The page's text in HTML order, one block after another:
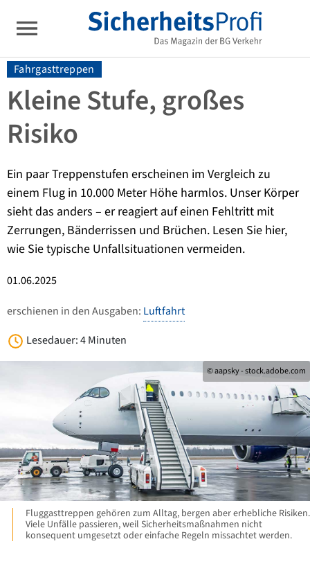
Fahrgasttreppen
Kleine Stufe, großes
Risiko
Ein paar Treppenstufen erscheinen im Vergleich zu
einem Flug in 10.000 Meter Höhe harmlos. Unser Körper
sieht das anders – er reagiert auf einen Fehltritt mit
Zerrungen, Bänderrissen und Brüchen. Lesen Sie hier,
wie Sie typische Unfallsituationen vermeiden.
01.06.2025
erschienen in den Ausgaben: Luftfahrt
Lesedauer: 4 Minuten
© aapsky - stock.adobe.com
Fluggasttreppen gehören zum Alltag, bergen aber erhebliche Risiken.
Viele Unfälle passieren, weil Sicherheitsmaßnahmen nicht
konsequent umgesetzt oder einfache Regeln missachtet werden.